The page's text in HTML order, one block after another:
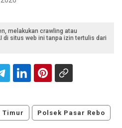
melakukan crawling atau
di situs web ini tanpa izin tertulis dari
Timur Polsek Pasar Rebo